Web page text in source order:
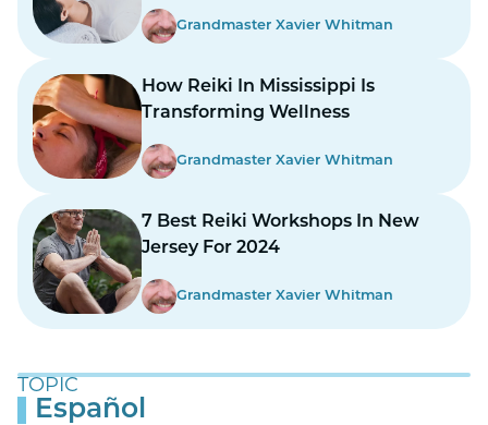
Grandmaster Xavier Whitman
How Reiki In Mississippi Is
Transforming Wellness
Grandmaster Xavier Whitman
7 Best Reiki Workshops In New
Jersey For 2024
Grandmaster Xavier Whitman
TOPIC
Español